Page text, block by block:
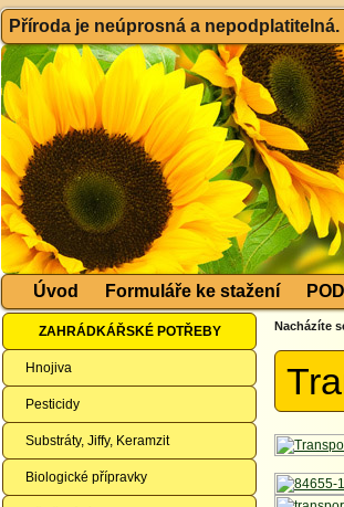
Příroda je neúprosná a
Úvod Formuláře ke stažení
ZAHRÁDKÁŘSKÉ POTŘEBY
Hnojiva
Pesticidy
Substráty, Jiffy, Keramzit
Biologické přípravky
Nacházíte